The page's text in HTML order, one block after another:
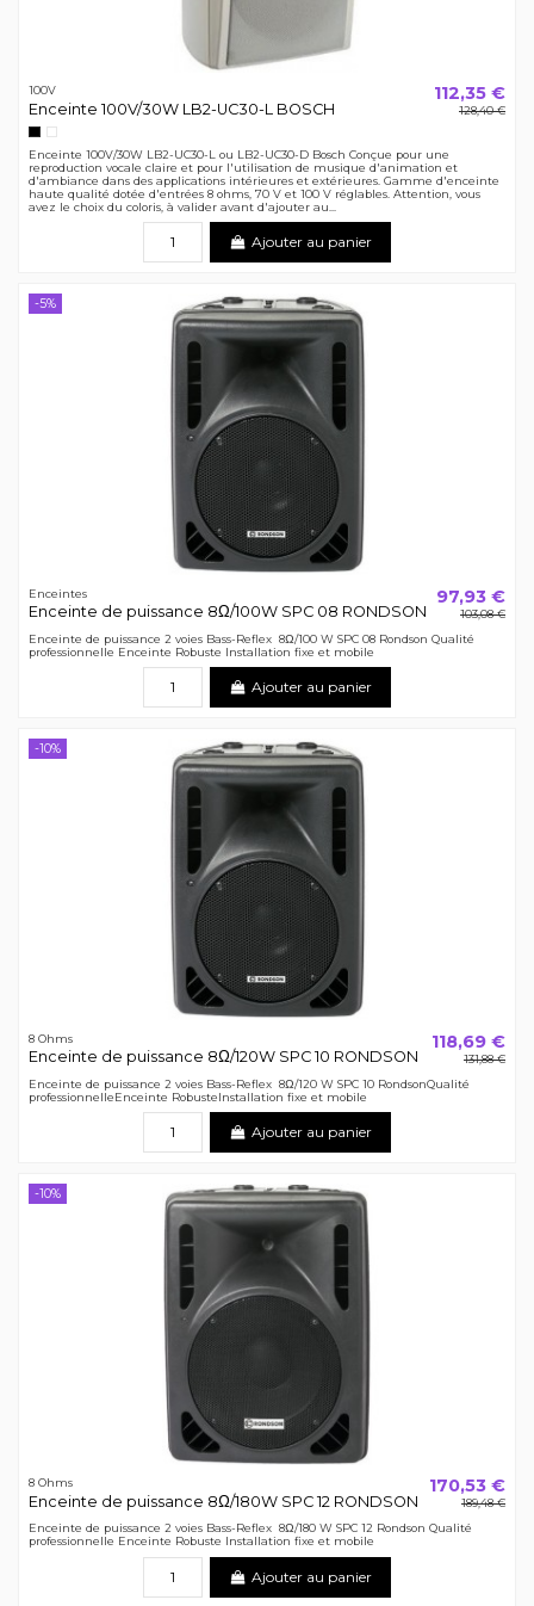
100V
Enceinte 100V/30W LB2-UC30-L BOSCH
NoirBlanc
112,35 €
128,40 €
Enceinte 100V/30W LB2-UC30-L ou LB2-UC30-D Bosch Conçue pour une
reproduction vocale claire et pour l'utilisation de musique d'animation et
d'ambiance dans des applications intérieures et extérieures. Gamme d'enceinte
haute qualité dotée d'entrées 8 ohms, 70 V et 100 V réglables. Attention, vous
avez le choix du coloris, à valider avant d'ajouter au...
Ajouter au panier
-5%
Enceintes
Enceinte de puissance 8Ω/100W SPC 08 RONDSON
97,93 €
103,08 €
Enceinte de puissance 2 voies Bass-Reflex 8Ω/100 W SPC 08 Rondson Qualité
professionnelle Enceinte Robuste Installation fixe et mobile
Ajouter au panier
-10%
8 Ohms
Enceinte de puissance 8Ω/120W SPC 10 RONDSON
118,69 €
131,88 €
Enceinte de puissance 2 voies Bass-Reflex 8Ω/120 W SPC 10 RondsonQualité
professionnelleEnceinte RobusteInstallation fixe et mobile
Ajouter au panier
-10%
8 Ohms
Enceinte de puissance 8Ω/180W SPC 12 RONDSON
170,53 €
189,48 €
Enceinte de puissance 2 voies Bass-Reflex 8Ω/180 W SPC 12 Rondson Qualité
professionnelle Enceinte Robuste Installation fixe et mobile
Ajouter au panier